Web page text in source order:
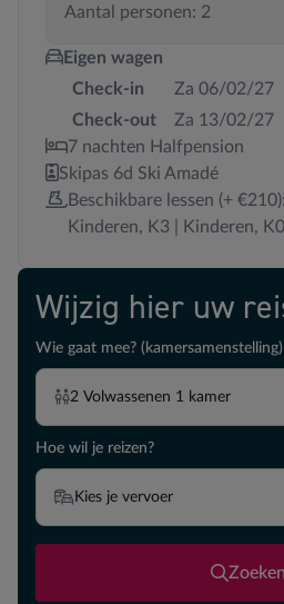
Aantal personen: 2
Eigen wagen
Check-in
Za 06/02/27
Check-out
Za 13/02/27
7 nachten Halfpension
Skipas 6d Ski Amadé
Beschikbare lessen (+
Kinderen, K3 | Kinderen,
Wijzig hier uw
Wie gaat mee? (kamersamenstelling)
2 Volwassenen 1 kamer
Hoe wil je reizen?
Kies je vervoer
Zoeken